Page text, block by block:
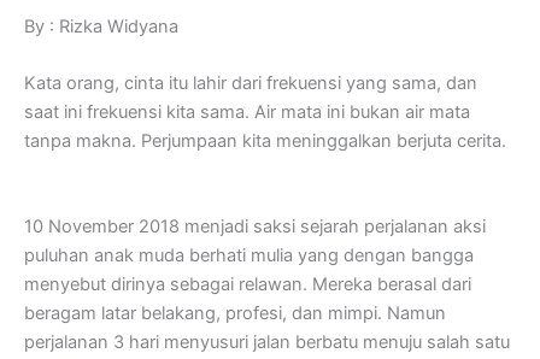
By : Rizka Widyana
Kata orang, cinta itu lahir dari frekuensi yang sama, dan
saat ini frekuensi kita sama. Air mata ini bukan air mata
tanpa makna. Perjumpaan kita meninggalkan berjuta cerita.
10 November 2018 menjadi saksi sejarah perjalanan aksi
puluhan anak muda berhati mulia yang dengan bangga
menyebut dirinya sebagai relawan. Mereka berasal dari
beragam latar belakang, profesi, dan mimpi. Namun
perjalanan 3 hari menyusuri jalan berbatu menuju salah satu